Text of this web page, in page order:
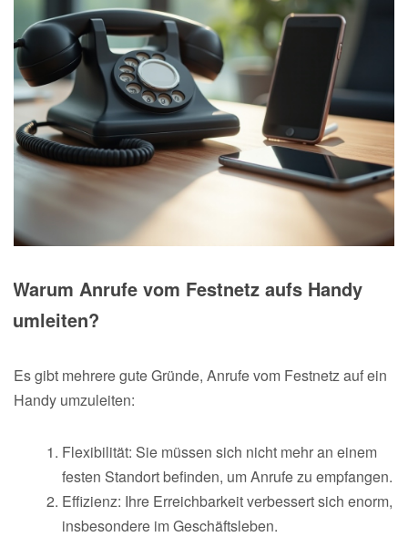
Warum Anrufe vom Festnetz aufs Handy
umleiten?
Es gibt mehrere gute Gründe, Anrufe vom Festnetz auf ein
Handy umzuleiten:
Flexibilität: Sie müssen sich nicht mehr an einem
festen Standort befinden, um Anrufe zu empfangen.
Effizienz: Ihre Erreichbarkeit verbessert sich enorm,
insbesondere im Geschäftsleben.